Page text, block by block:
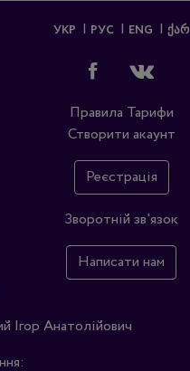
УКР РУС ENG ᲥᲐᲠ
Правила Тарифи
Створити акаунт
Реєстрація
Зворотній зв'язок
Написати нам
Анатолійович